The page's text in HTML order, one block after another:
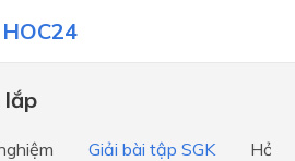
HOC24
lắp
Giải bài tập SGK Hỏi